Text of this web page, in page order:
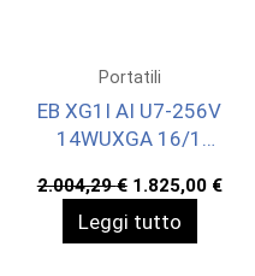
Portatili
EB XG1I AI U7-256V
14WUXGA 16/1
2.004,29€ Il
prezzo
originale
era:
1.825,00 €Il
Leggi tutto